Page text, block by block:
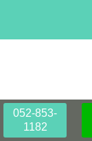
052-853-
1182